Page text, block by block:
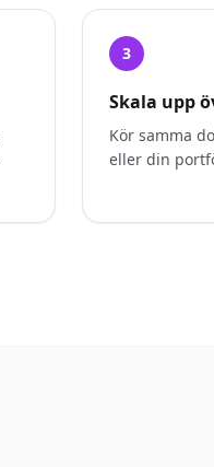
3
Skala upp
Kör samma
eller din